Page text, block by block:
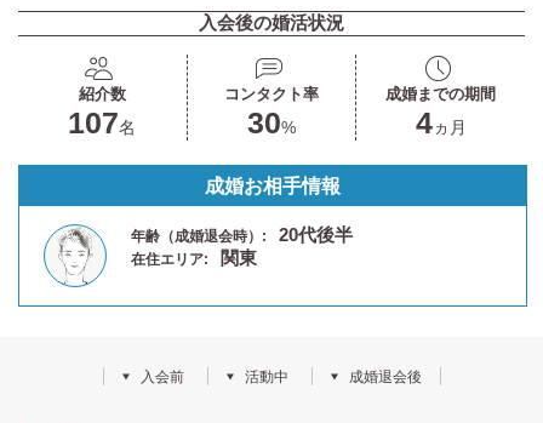
入会後の婚活状況
紹介数
107名
コンタクト率
30%
成婚までの期間
4ヵ月
成婚お相手情報
年齢（成婚退会時）: 20代後半
在住エリア: 関東
入会前 活動中 成婚退会後